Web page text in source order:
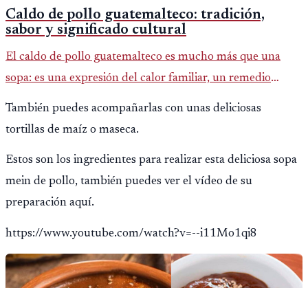
Caldo de pollo guatemalteco: tradición,
sabor y significado cultural
El caldo de pollo guatemalteco es mucho más que una
sopa: es una expresión del calor familiar, un remedio
ancestral y un símbolo de hospitalidad que atraviesa
generaciones. En Guat
También puedes acompañarlas con unas deliciosas
tortillas de maíz o maseca.
Estos son los ingredientes para realizar esta deliciosa sopa
mein de pollo, también puedes ver el vídeo de su
preparación aquí.
https://www.youtube.com/watch?v=--i11Mo1qi8